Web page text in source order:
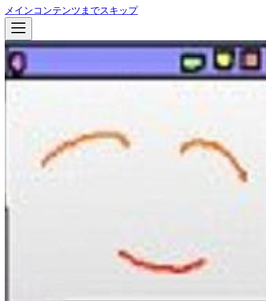
メインコンテンツまでスキップ